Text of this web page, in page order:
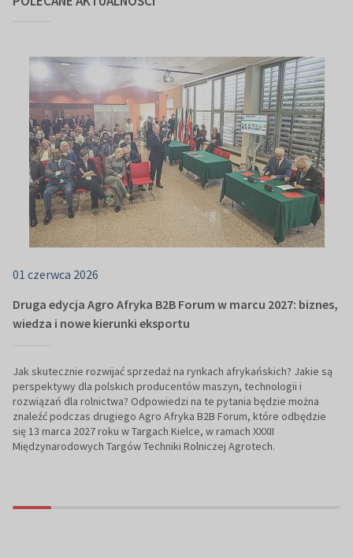
01 czerwca 2026
Druga edycja Agro Afryka B2B Forum w marcu 2027: biznes,
wiedza i nowe kierunki eksportu
Jak skutecznie rozwijać sprzedaż na rynkach afrykańskich? Jakie są
perspektywy dla polskich producentów maszyn, technologii i
rozwiązań dla rolnictwa? Odpowiedzi na te pytania będzie można
znaleźć podczas drugiego Agro Afryka B2B Forum, które odbędzie
się 13 marca 2027 roku w Targach Kielce, w ramach XXXII
Międzynarodowych Targów Techniki Rolniczej Agrotech.